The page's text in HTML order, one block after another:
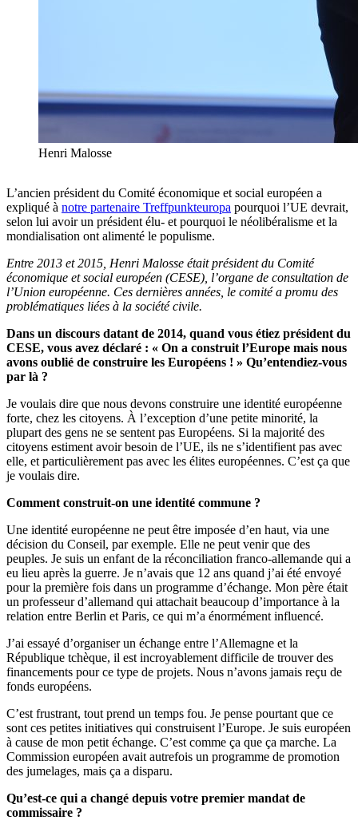
Henri Malosse
L’ancien président du Comité économique et social européen a
expliqué à notre partenaire Treffpunkteuropa pourquoi l’UE devrait,
selon lui avoir un président élu- et pourquoi le néolibéralisme et la
mondialisation ont alimenté le populisme.
Entre 2013 et 2015, Henri Malosse était président du Comité
économique et social européen (CESE), l’organe de consultation de
l’Union européenne. Ces dernières années, le comité a promu des
problématiques liées à la société civile.
Dans un discours datant de 2014, quand vous étiez président du
CESE, vous avez déclaré : « On a construit l’Europe mais nous
avons oublié de construire les Européens ! » Qu’entendiez-vous
par là ?
Je voulais dire que nous devons construire une identité européenne
forte, chez les citoyens. À l’exception d’une petite minorité, la
plupart des gens ne se sentent pas Européens. Si la majorité des
citoyens estiment avoir besoin de l’UE, ils ne s’identifient pas avec
elle, et particulièrement pas avec les élites européennes. C’est ça que
je voulais dire.
Comment construit-on une identité commune ?
Une identité européenne ne peut être imposée d’en haut, via une
décision du Conseil, par exemple. Elle ne peut venir que des
peuples. Je suis un enfant de la réconciliation franco-allemande qui a
eu lieu après la guerre. Je n’avais que 12 ans quand j’ai été envoyé
pour la première fois dans un programme d’échange. Mon père était
un professeur d’allemand qui attachait beaucoup d’importance à la
relation entre Berlin et Paris, ce qui m’a énormément influencé.
J’ai essayé d’organiser un échange entre l’Allemagne et la
République tchèque, il est incroyablement difficile de trouver des
financements pour ce type de projets. Nous n’avons jamais reçu de
fonds européens.
C’est frustrant, tout prend un temps fou. Je pense pourtant que ce
sont ces petites initiatives qui construisent l’Europe. Je suis européen
à cause de mon petit échange. C’est comme ça que ça marche. La
Commission européen avait autrefois un programme de promotion
des jumelages, mais ça a disparu.
Qu’est-ce qui a changé depuis votre premier mandat de
commissaire ?